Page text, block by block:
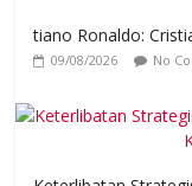
tiano Ronaldo:
09/08/2026 No